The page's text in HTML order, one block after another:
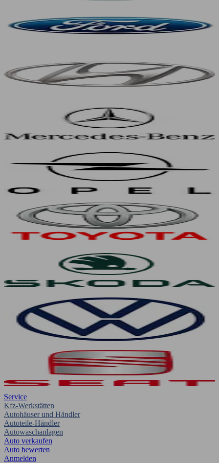
Service
Kfz-Werkstätten
Autohäuser und Händler
Autoteile-Händler
Autowaschanlagen
Auto verkaufen
Auto bewerten
Anmelden